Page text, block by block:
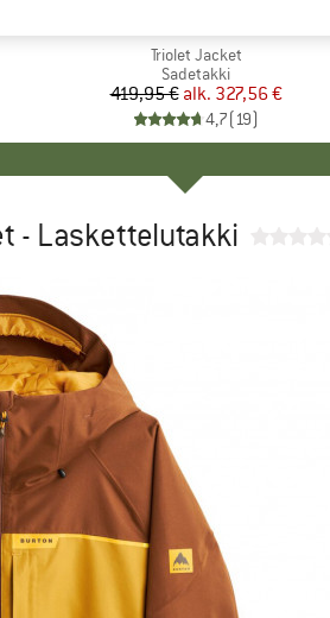
Tuote
Triolet Jacket
Tuoteryhmä
Sadetakki
Hinta
419,95 € Alennettu hinta
alk. 327,56 €
4,7(19)
- Laskettelutakki